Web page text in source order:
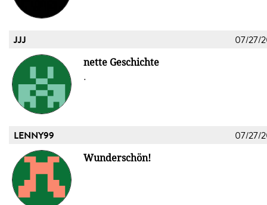
JJJ 07/27/
nette Geschichte
.
LENNY99 07/27/
Wunderschön!